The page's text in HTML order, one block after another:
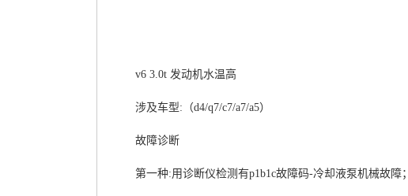
v6 3.0t 发动机水温高
涉及车型:（d4/q7/c7/a7/a5）
故障诊断
第一种:用诊断仪检测有p1b1c故障码-冷却液泵机械故障；